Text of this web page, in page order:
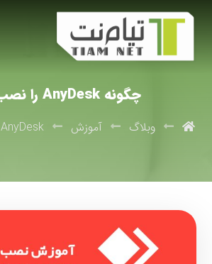
چگونه AnyDesk را نصب کنم؟
وبلاگ آموزش AnyDesk